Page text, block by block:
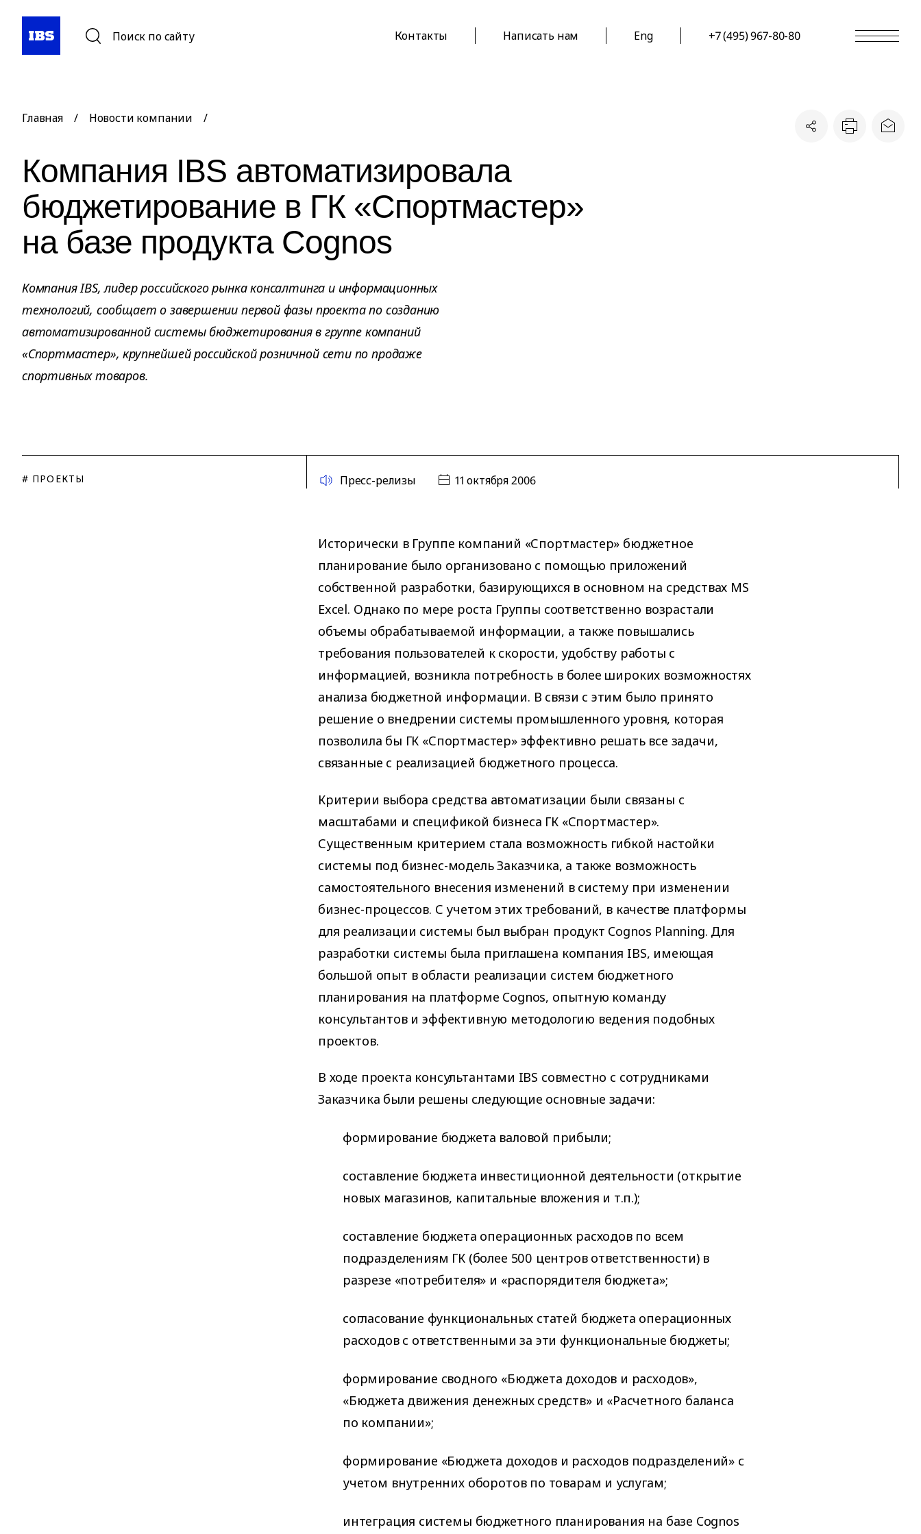
Поиск по сайту Контакты Написать нам Eng +7 (495) 967-80-80
Главная / Новости компании /
Компания IBS автоматизировала
бюджетирование в ГК «Спортмастер»
на базе продукта Cognos
Компания IBS, лидер российского рынка консалтинга и информационных
технологий, сообщает о завершении первой фазы проекта по созданию
автоматизированной системы бюджетирования в группе компаний
«Спортмастер», крупнейшей российской розничной сети по продаже
спортивных товаров.
# ПРОЕКТЫ Пресс-релизы 11 октября 2006
Исторически в Группе компаний «Спортмастер» бюджетное
планирование было организовано с помощью приложений
собственной разработки, базирующихся в основном на средствах MS
Excel. Однако по мере роста Группы соответственно возрастали
объемы обрабатываемой информации, а также повышались
требования пользователей к скорости, удобству работы с
информацией, возникла потребность в более широких возможностях
анализа бюджетной информации. В связи с этим было принято
решение о внедрении системы промышленного уровня, которая
позволила бы ГК «Спортмастер» эффективно решать все задачи,
связанные с реализацией бюджетного процесса.
Критерии выбора средства автоматизации были связаны с
масштабами и спецификой бизнеса ГК «Спортмастер».
Существенным критерием стала возможность гибкой настойки
системы под бизнес-модель Заказчика, а также возможность
самостоятельного внесения изменений в систему при изменении
бизнес-процессов. С учетом этих требований, в качестве платформы
для реализации системы был выбран продукт Cognos Planning. Для
разработки системы была приглашена компания IBS, имеющая
большой опыт в области реализации систем бюджетного
планирования на платформе Cognos, опытную команду
консультантов и эффективную методологию ведения подобных
проектов.
В ходе проекта консультантами IBS совместно с сотрудниками
Заказчика были решены следующие основные задачи:
формирование бюджета валовой прибыли;
составление бюджета инвестиционной деятельности (открытие
новых магазинов, капитальные вложения и т.п.);
составление бюджета операционных расходов по всем
подразделениям ГК (более 500 центров ответственности) в
разрезе «потребителя» и «распорядителя бюджета»;
согласование функциональных статей бюджета операционных
расходов с ответственными за эти функциональные бюджеты;
формирование сводного «Бюджета доходов и расходов»,
«Бюджета движения денежных средств» и «Расчетного баланса
по компании»;
формирование «Бюджета доходов и расходов подразделений» с
учетом внутренних оборотов по товарам и услугам;
интеграция системы бюджетного планирования на базе Cognos